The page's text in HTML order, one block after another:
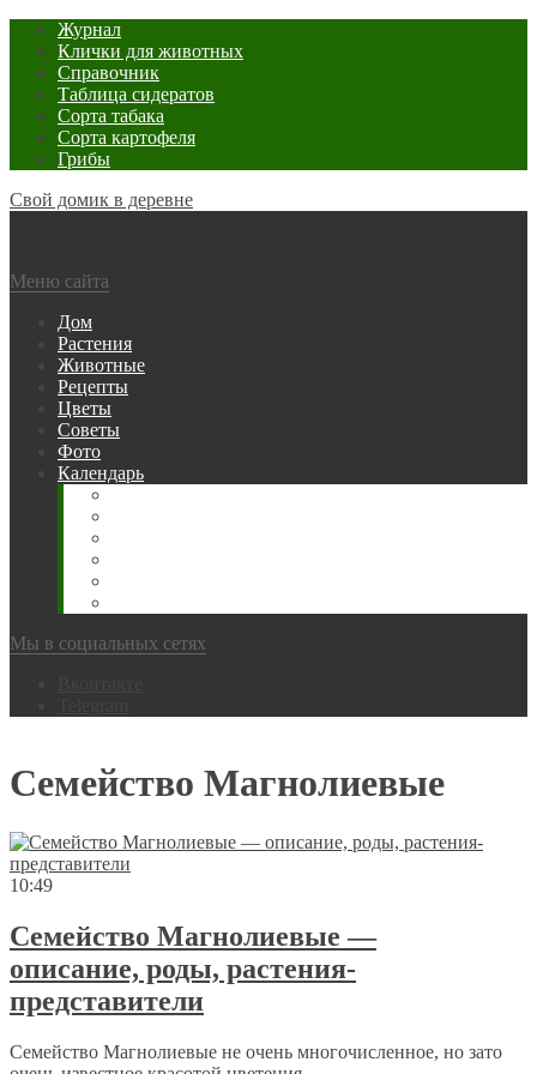
Журнал
Клички для животных
Справочник
Таблица сидератов
Сорта табака
Сорта картофеля
Грибы
Свой домик в деревне
Меню сайта
Дом
Растения
Животные
Рецепты
Цветы
Советы
Фото
Календарь
Мы в социальных сетях
Семейство Магнолиевые
10:49
Семейство Магнолиевые —
описание, роды, растения-
представители
Семейство Магнолиевые не очень многочисленное, но зато